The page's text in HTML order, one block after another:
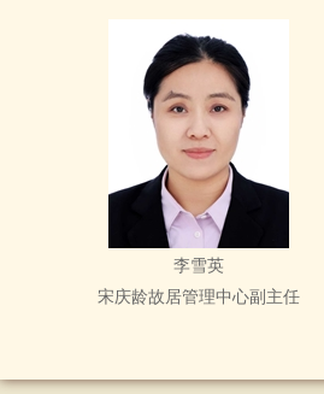
李雪英
宋庆龄故居管理中心副主任